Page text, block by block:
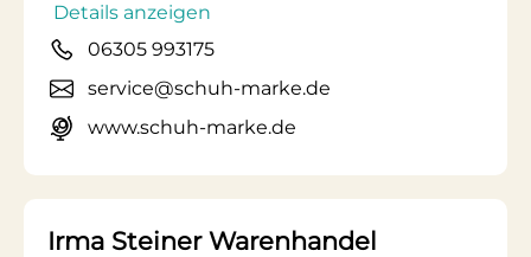
Details anzeigen
06305 993175
service@schuh-marke.de
www.schuh-marke.de
Irma Steiner Warenhandel